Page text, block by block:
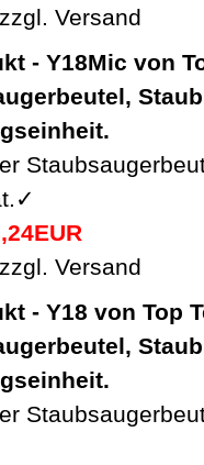
Versand
- Y18Mic von
Versand
- Y18 von Top